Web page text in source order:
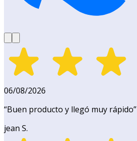
06/08/2026
“Buen producto y llegó muy rápido”
jean S.